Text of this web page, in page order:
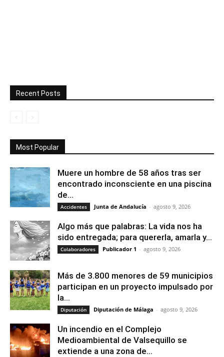
Recent Posts
Most Popular
Muere un hombre de 58 años tras ser
encontrado inconsciente en una piscina
de...
Accidentes Junta de Andalucía - agosto 9, 2026
Algo más que palabras: La vida nos ha
sido entregada; para quererla, amarla y...
Colaboradores Publicador 1 - agosto 9, 2026
Más de 3.800 menores de 59 municipios
participan en un proyecto impulsado por
la...
Diputación Diputación de Málaga - agosto 9, 2026
Un incendio en el Complejo
Medioambiental de Valsequillo se
extiende a una zona de...